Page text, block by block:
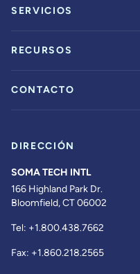
SERVICIOS
RECURSOS
CONTACTO
DIRECCIÓN
SOMA TECH INTL
166 Highland Park Dr.
Bloomfield, CT 06002
Tel: +1.800.438.7662
Fax: +1.860.218.2565